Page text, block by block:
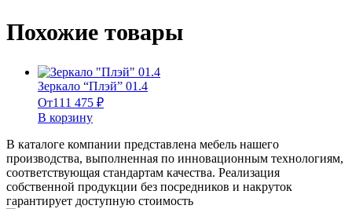
Похожие товары
Зеркало “Плэй” 01.4
От111 475 ₽
В корзину
В каталоге компании представлена мебель нашего
производства, выполненная по инновационным технологиям,
соответствующая стандартам качества. Реализация
собственной продукции без посредников и накруток
гарантирует доступную стоимость